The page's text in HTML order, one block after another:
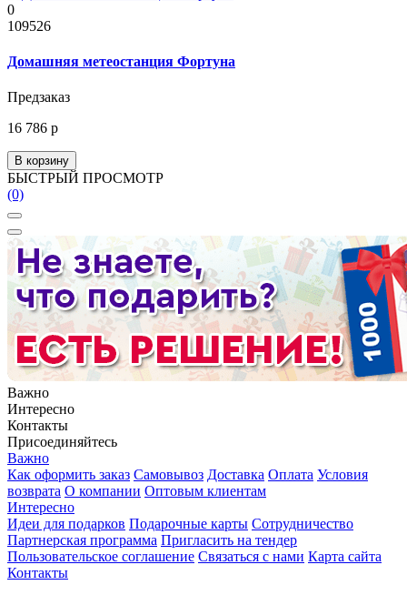
0
109526
Домашняя метеостанция Фортуна
Предзаказ
16 786 р
В корзину
БЫСТРЫЙ ПРОСМОТР
(0)
Важно
Интересно
Контакты
Присоединяйтесь
Важно
Как оформить заказ Самовывоз Доставка Оплата Условия
возврата О компании Оптовым клиентам
Интересно
Идеи для подарков Подарочные карты Сотрудничество
Партнерская программа Пригласить на тендер
Пользовательское соглашение Связаться с нами Карта сайта
Контакты